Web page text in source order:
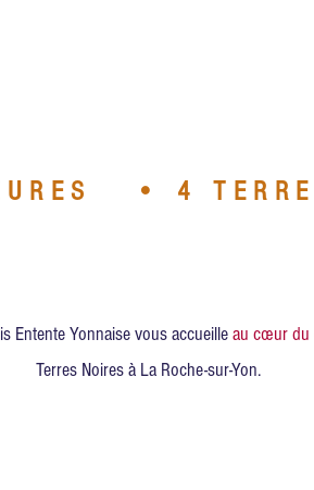
• 4
Entente Yonnaise vous accueilleau cœurdu
Terres Noires à La Roche-sur-Yon.